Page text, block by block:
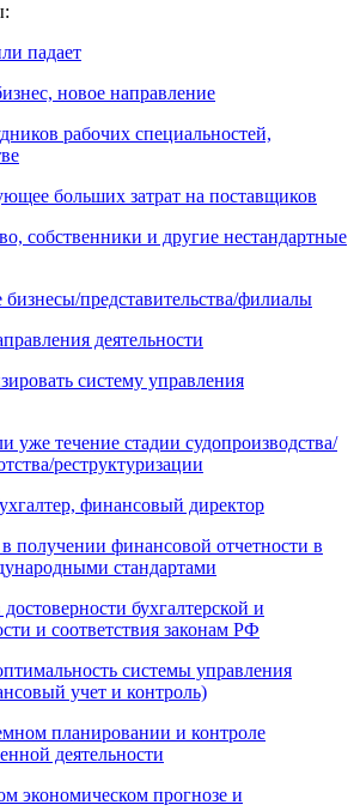
падает
новое направление
рабочих специальностей,
больших затрат на поставщиков
собственники и другие нестандартные
представительства/филиалы
деятельности
систему управления
уже течение стадии судопроизводства/
реструктуризации
финансовый директор
получении финансовой отчетности в
стандартами
бухгалтерской и
и соответствия законам РФ
системы управления
учет и контроль)
планировании и контроле
деятельности
экономическом прогнозе и